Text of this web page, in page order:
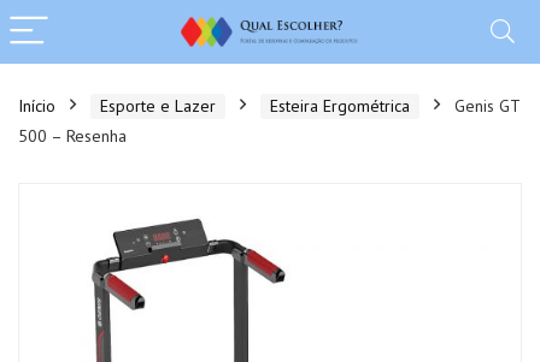
Início Esporte e Lazer Esteira Ergométrica
Genis GT
500 – Resenha